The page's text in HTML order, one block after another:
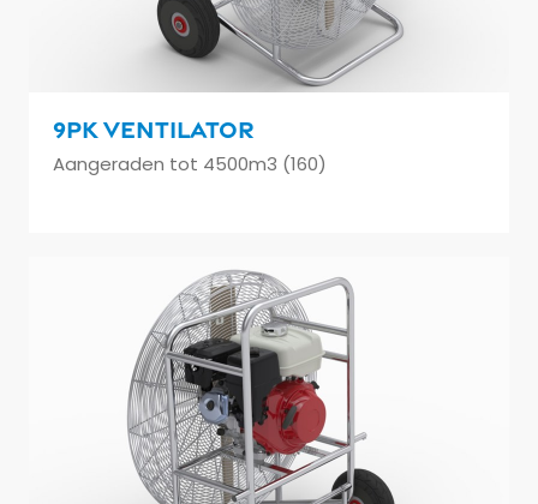
9PK ventilator
Aangeraden tot 4500m3 (160)